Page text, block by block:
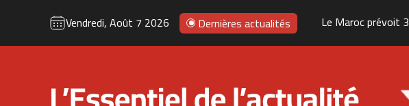
Vendredi, Août 7 2026 Dernières actualités